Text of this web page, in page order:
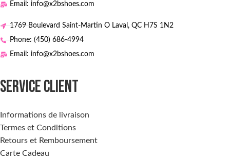
Email: info@x2bshoes.com
1769 Boulevard Saint-Martin O Laval, QC H7S 1N2
Phone: (450) 686-4994
Email: info@x2bshoes.com
SERVICE CLIENT
Informations de livraison
Termes et Conditions
Retours et Remboursement
Carte Cadeau